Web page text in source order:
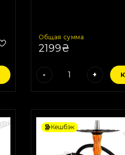
Общая сумма
2199₴
- +
Кешбэк